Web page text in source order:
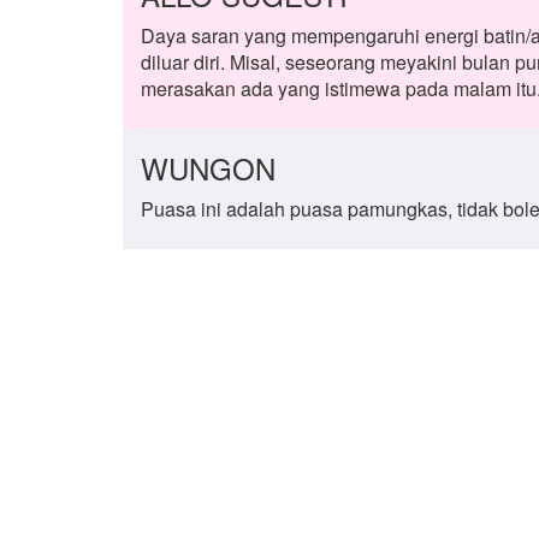
Daya saran yang mempengaruhi energi
diluar diri. Misal, seseorang meyakini bulan
merasakan ada yang istimewa pada malam itu.
WUNGON
Puasa ini adalah puasa pamungkas, tidak